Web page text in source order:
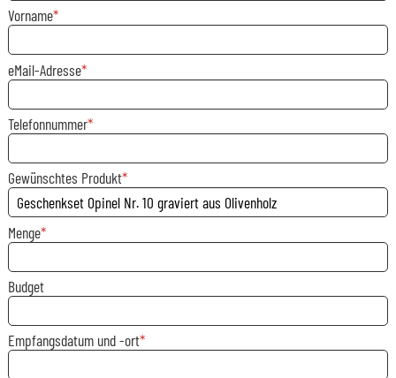
Vorname
eMail-Adresse
Telefonnummer
Gewünschtes Produkt
Menge
Budget
Empfangsdatum und -ort